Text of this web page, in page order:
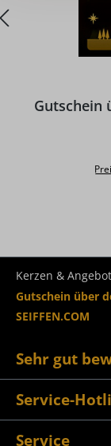
Gutschein
Kerzen &
Gutschein über
SEIFFEN.COM
Sehr gut
Service-
Service